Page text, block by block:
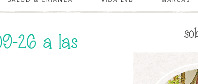
26 a las